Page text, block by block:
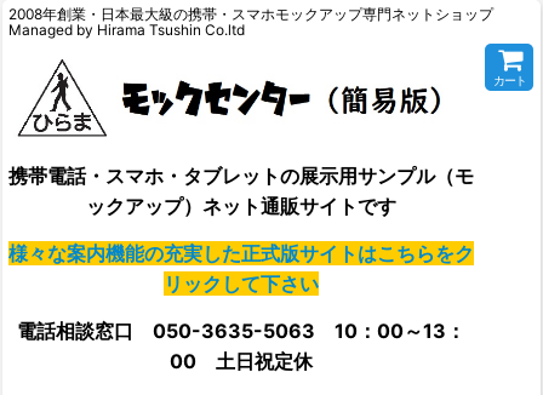
2008年創業・日本最大級の携帯・スマホモックアップ専門ネットショップ
Managed by Hirama Tsushin Co.ltd
携帯電話・スマホ・タブレットの展示用サンプル（モ
ックアップ）ネット通販サイトです
様々な案内機能の充実した正式版サイトはこちらをク
リックして下さい
電話相談窓口 050-3635-5063 10：00～13：
00 土日祝定休
カート